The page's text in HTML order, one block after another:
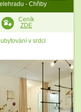
- Chřiby
Ceník
ZDE
v srdci